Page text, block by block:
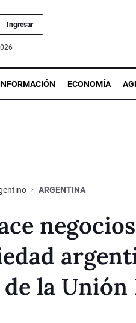
Ingresar
ECONOMÍA
ARGENTINA
la